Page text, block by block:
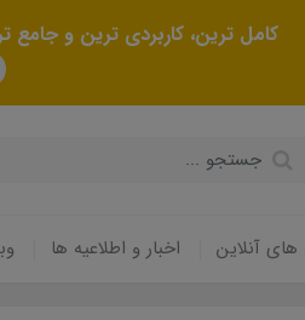
کامل ترین، کاربردی ترین و
های آنلاین اخبار و اطلاعیه ها